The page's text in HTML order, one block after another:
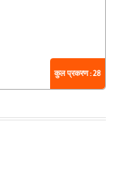
कुल प्रकरण : 28